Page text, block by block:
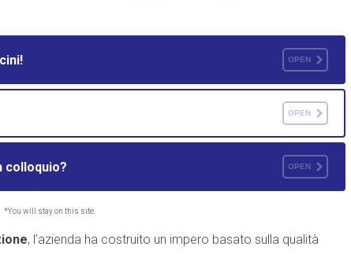
OPEN
OPEN
colloquio? OPEN
*You will stay on this site.
, l’azienda ha costruito un impero basato sulla qualità